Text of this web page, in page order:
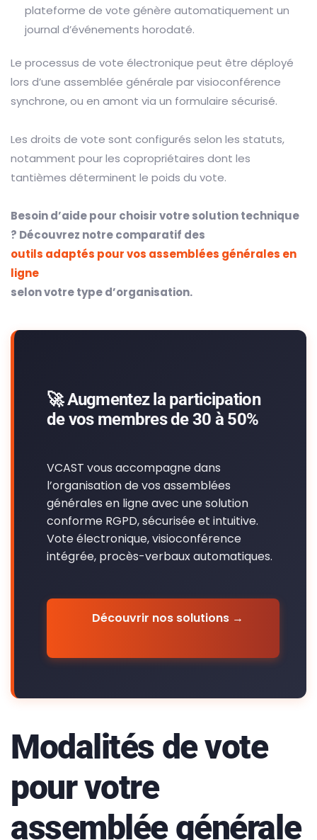
plateforme de vote génère automatiquement un
journal d’événements horodaté.
Le processus de vote électronique peut être déployé
lors d’une assemblée générale par visioconférence
synchrone, ou en amont via un formulaire sécurisé.
Les droits de vote sont configurés selon les statuts,
notamment pour les copropriétaires dont les
tantièmes déterminent le poids du vote.
Besoin d’aide pour choisir votre solution technique
? Découvrez notre comparatif des
outils adaptés pour vos assemblées générales en
ligne
selon votre type d’organisation.
🚀 Augmentez la participation
de vos membres de 30 à 50%
VCAST vous accompagne dans
l’organisation de vos assemblées
générales en ligne avec une solution
conforme RGPD, sécurisée et intuitive.
Vote électronique, visioconférence
intégrée, procès-verbaux automatiques.
Découvrir nos solutions →
Modalités de vote
pour votre
assemblée générale